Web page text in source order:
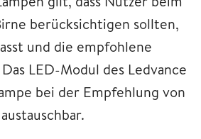
berücksichtigen sollten,
und die empfohlene
LED-Modul des Ledvance
bei der Empfehlung von